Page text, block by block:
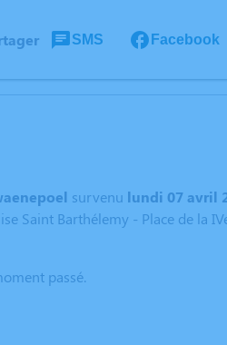
SMS Facebook
survenu lundi 07 avril
Saint Barthélemy - Place de la
passé.